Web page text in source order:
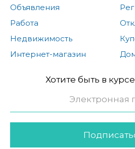
Объявления
Работа
Недвижимость
Интернет-магазин
Хотите быть в